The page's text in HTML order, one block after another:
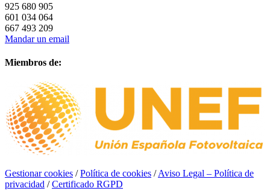
925 680 905
601 034 064
667 493 209
Mandar un email
Miembros de:
Gestionar cookies /Política de cookies /Aviso Legal – Política de
privacidad /Certificado RGPD